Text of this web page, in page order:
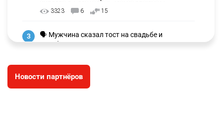
3323 6 15
3
🗣 Мужчина сказал тост на свадьбе и
заработал уголовное дело
🐏 Скота больше, а мясо дороже. Почему в
Казахстане продолжают расти цены на
Новости партнёров